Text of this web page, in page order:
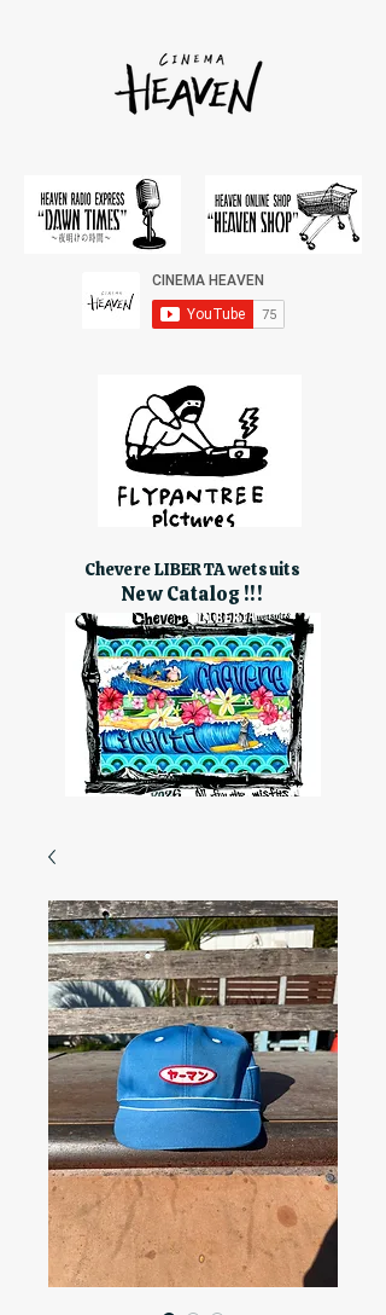
Chevere LIBERTA wetsuits
New Catalog !!!